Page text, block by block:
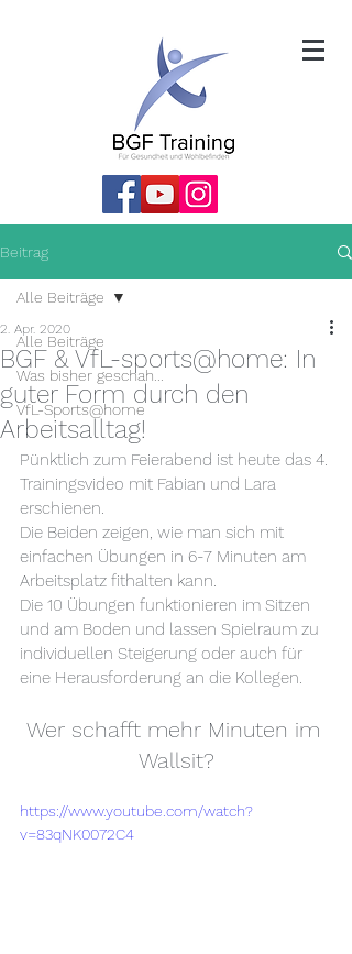
Beitrag
Alle Beiträge
Was bisher geschah...
VfL-Sports@home
Alle Beiträge
BGF & VfL-sports@home: In
guter Form durch den
Arbeitsalltag!
2. Apr. 2020
Pünktlich zum Feierabend ist heute das 4.
Trainingsvideo mit Fabian und Lara
erschienen.
Die Beiden zeigen, wie man sich mit
einfachen Übungen in 6-7 Minuten am
Arbeitsplatz fithalten kann.
Die 10 Übungen funktionieren im Sitzen
und am Boden und lassen Spielraum zu
individuellen Steigerung oder auch für
eine Herausforderung an die Kollegen.
Wer schafft mehr Minuten im
Wallsit?
https://www.youtube.com/watch?
v=83qNK0072C4